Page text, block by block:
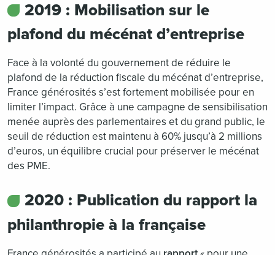
2019 : Mobilisation sur le
plafond du mécénat d’entreprise
Face à la volonté du gouvernement de réduire le
plafond de la réduction fiscale du mécénat d’entreprise,
France générosités s’est fortement mobilisée pour en
limiter l’impact. Grâce à une campagne de sensibilisation
menée auprès des parlementaires et du grand public, le
seuil de réduction est maintenu à 60% jusqu’à 2 millions
d’euros, un équilibre crucial pour préserver le mécénat
des PME.
2020 : Publication du rapport la
philanthropie à la française